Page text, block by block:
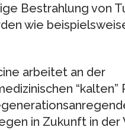
Bestrahlung von
wie
arbeitet an der
“kalten”
in Zukunft in der